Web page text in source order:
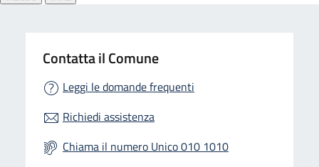
Contatta il Comune
Leggi le domande frequenti
Richiedi assistenza
Chiama il numero Unico 010 1010